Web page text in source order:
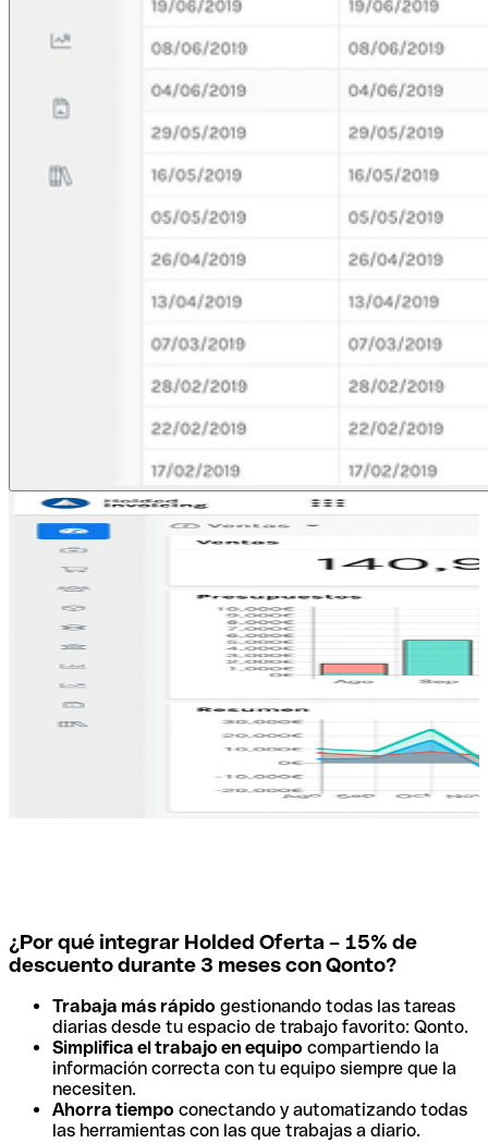
¿Por qué integrar Holded Oferta – 15% de
descuento durante 3 meses con Qonto?
Trabaja más rápido gestionando todas las tareas
diarias desde tu espacio de trabajo favorito: Qonto.
Simplifica el trabajo en equipo compartiendo la
información correcta con tu equipo siempre que la
necesiten.
Ahorra tiempo conectando y automatizando todas
las herramientas con las que trabajas a diario.